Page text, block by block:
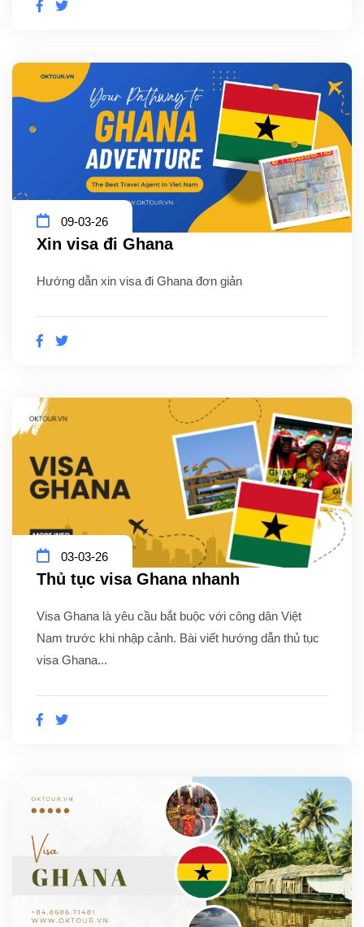
09-03-26
Xin visa đi Ghana
Hướng dẫn xin visa đi Ghana đơn giản
03-03-26
Thủ tục visa Ghana nhanh
Visa Ghana là yêu cầu bắt buộc với công dân Việt
Nam trước khi nhập cảnh. Bài viết hướng dẫn thủ tục
visa Ghana...